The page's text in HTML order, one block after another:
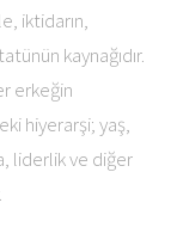
iktidarın,
kaynağıdır.
erkeğin
hiyerarşi; yaş,
liderlik ve diğer